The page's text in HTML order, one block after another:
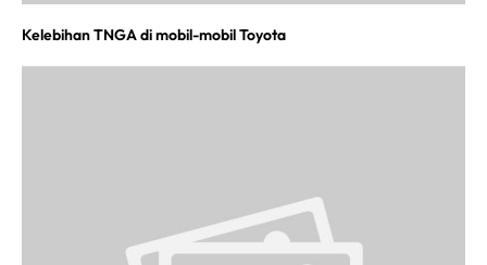
Kelebihan TNGA di mobil-mobil Toyota